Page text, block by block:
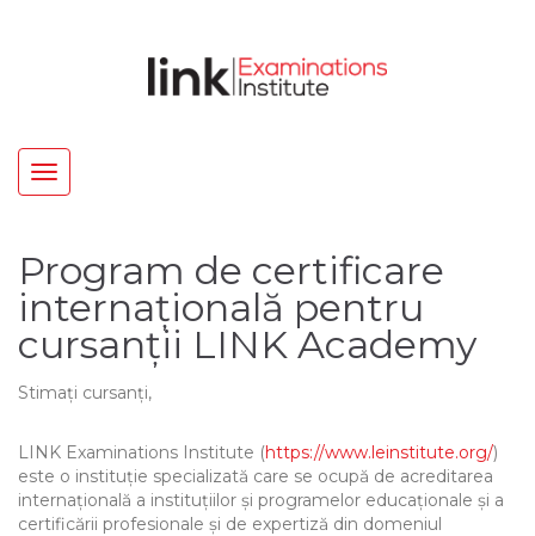
Toggle
navigation
Program de certificare
internațională pentru
cursanții LINK Academy
Stimați cursanți,
LINK Examinations Institute (https://www.leinstitute.org/)
este o instituție specializată care se ocupă de acreditarea
internațională a instituțiilor și programelor educaționale și a
certificării profesionale și de expertiză din domeniul